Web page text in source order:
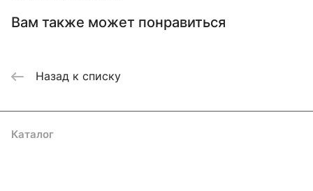
Вам также может понравиться
Назад к списку
Каталог